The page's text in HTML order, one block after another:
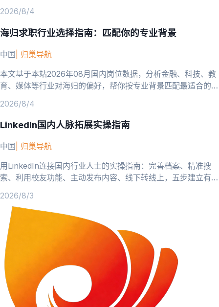
2026/8/4
海归求职行业选择指南：匹配你的专业背景
中国 归巢导航
本文基于本站2026年08月国内岗位数据，分析金融、科技、教
育、媒体等行业对海归的偏好，帮你按专业背景匹配最适合的求
2026/8/4
LinkedIn国内人脉拓展实操指南
中国
归巢导航
用LinkedIn连接国内行业人士的实操指南：完善档案、精准搜
索、利用校友功能、主动发布内容、线下转线上，五步建立有效
2026/8/3